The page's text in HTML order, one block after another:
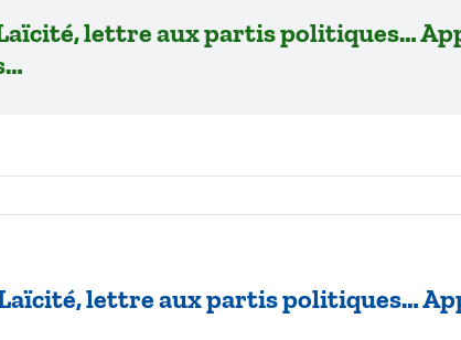
lettre aux partis politiques…
Laïcité, lettre aux partis politiques…